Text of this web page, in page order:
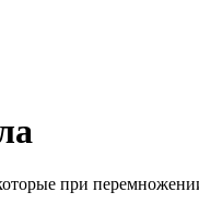
при